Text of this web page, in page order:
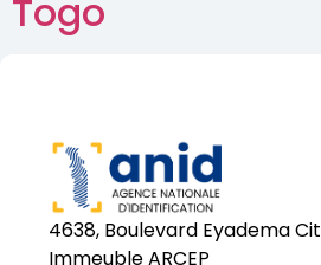
Togo
4638, Boulevard Eyadema
Immeuble ARCEP